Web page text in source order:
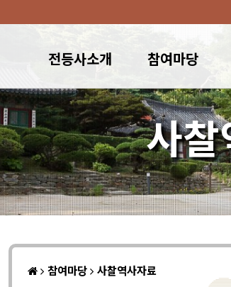
전등사소개 참여마당
사
참여마당 사찰역사자료